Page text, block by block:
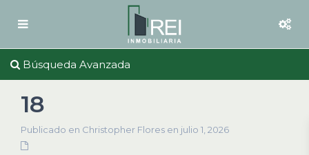
Búsqueda Avanzada
18
Publicado en Christopher Flores en julio 1, 2026